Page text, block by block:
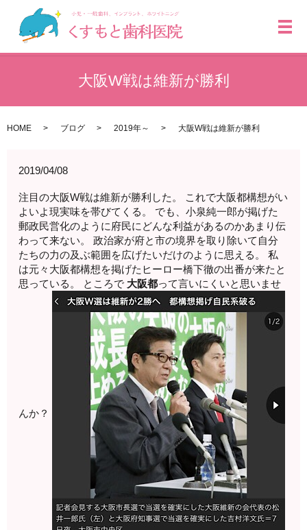
メ
大阪W戦は維新が勝利
HOME ブログ 2019年～ 大阪W戦は維新が勝利
2019/04/08
注目の大阪W戦は維新が勝利した。 これで大阪都構想がい
よいよ現実味を帯びてくる。 でも、小泉純一郎が掲げた
郵政民営化のように府民にどんな利益があるのかあまり伝
わって来ない。 政治家が府と市の境界を取り除いて自分
たちの力の及ぶ範囲を広げたいだけのように思える。 私
は元々大阪都構想を掲げたヒーロー橋下徹の出番が来たと
思っている。 ところで 大阪都って言いにくいと思いませ
んか？